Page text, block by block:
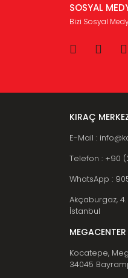
SOSYAL
Bizi Sosyal
KIRAÇ
E-Mail :
Telefon : +90
WhatsApp :
Akçaburgaz,
İstanbul
Kocatepe,
34045